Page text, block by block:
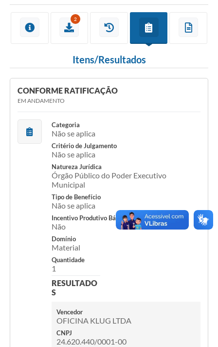
Esportes
Agenda
Acesso Rápido
Arquivos para Download
Galeria de Vídeos
2
Itens/Resultados
CONFORME RATIFICAÇÃO
EM ANDAMENTO
Categoria
Não se aplica
Critério de Julgamento
Não se aplica
Natureza Jurídica
Órgão Público do Poder Executivo
Municipal
Tipo de Benefício
Não se aplica
Incentivo Produtivo Básico
Não
Domínio
Material
Quantidade
1
RESULTADO
S
Vencedor
OFICINA KLUG LTDA
CNPJ
24.620.440/0001-00